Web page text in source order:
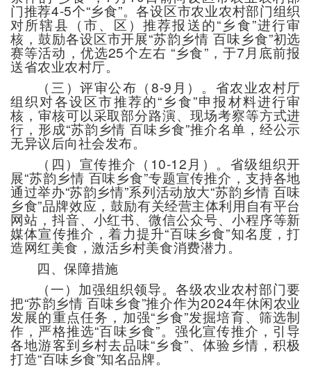
门推荐4-5个“乡食”。各设区市农业农村部门组织
对所辖县（市、区）推荐报送的“乡食”进行审
核，鼓励各设区市开展“苏韵乡情 百味乡食”初选
赛等活动，优选25个左右 “乡食”，于7月底前报
送省农业农村厅。
（三）评审公布（8-9月）。省农业农村厅
组织对各设区市推荐的“乡食”申报材料进行审
核，审核可以采取部分路演、现场考察等方式进
行，形成“苏韵乡情 百味乡食”推介名单，经公示
无异议后向社会发布。
（四）宣传推介（10-12月）。省级组织开
展“苏韵乡情 百味乡食”专题宣传推介，支持各地
通过举办“苏韵乡情”系列活动放大“苏韵乡情 百味
乡食”品牌效应，鼓励有关经营主体利用自有平台
网站，抖音、小红书、微信公众号、小程序等新
媒体宣传推介，着力提升“百味乡食”知名度，打
造网红美食，激活乡村美食消费潜力。
四、保障措施
（一）加强组织领导。各级农业农村部门要
把“苏韵乡情 百味乡食”推介作为2024年休闲农业
发展的重点任务，加强“乡食”发掘培育、筛选制
作，严格推选“百味乡食”。强化宣传推介，引导
各地游客到乡村去品味“乡食”、体验乡情，积极
打造“百味乡食”知名品牌。